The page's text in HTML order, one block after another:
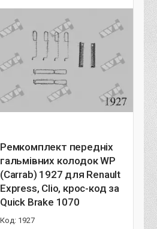
Ремкомплект передніх
гальмівних колодок WP
(Carrab) 1927 для Renault
Express, Clio, крос-код за
Quick Brake 1070
1927